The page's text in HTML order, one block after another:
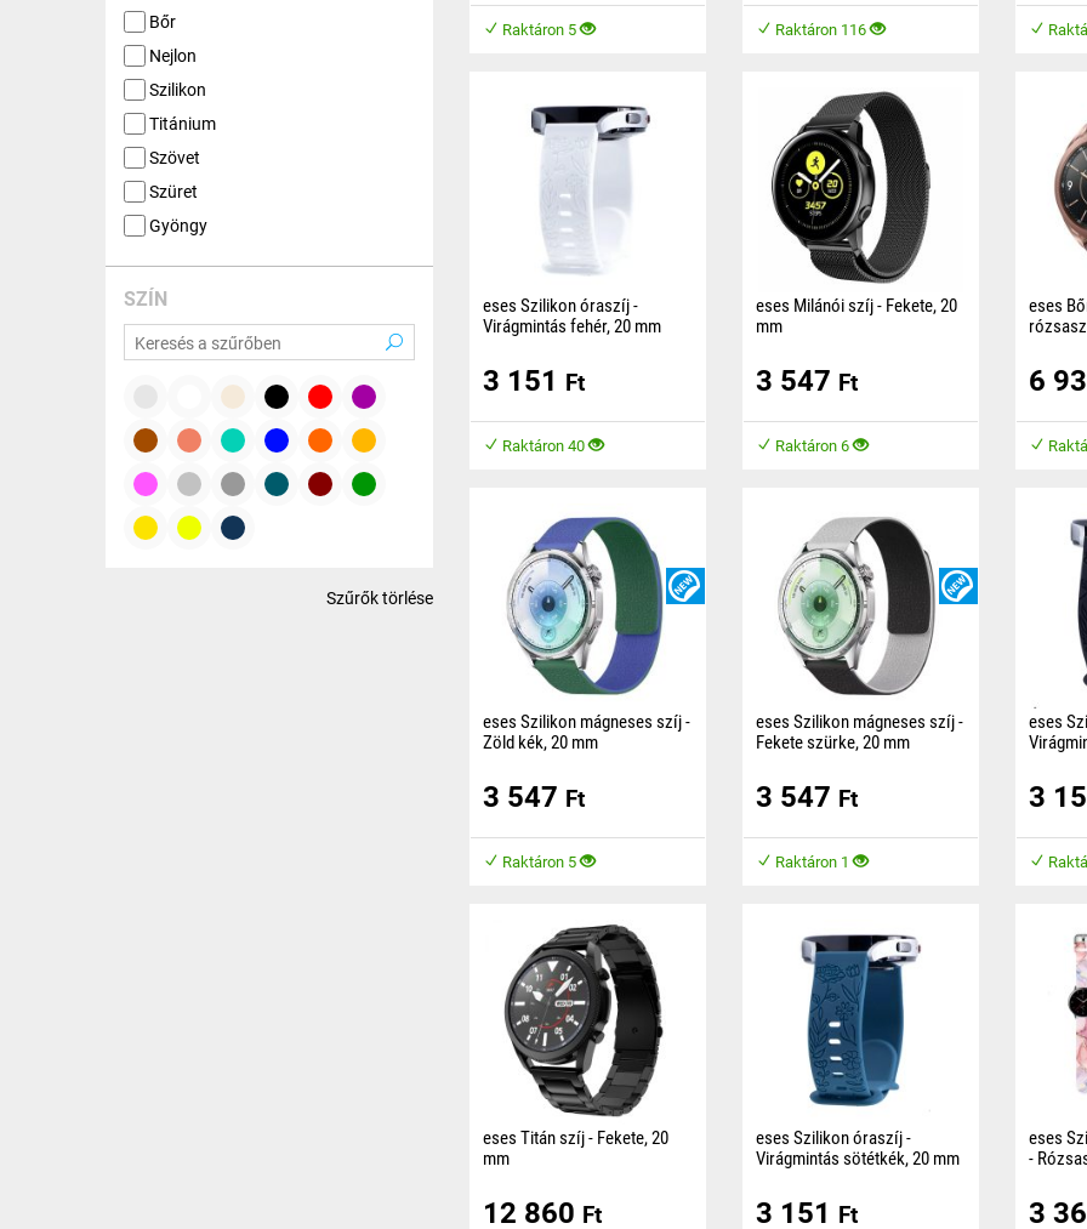
Bőr
Nejlon
Szilikon
Titánium
Szövet
Szüret
Gyöngy
SZÍN
Szűrők törlése
Raktáron 5 Raktáron 116
eses Szilikon óraszíj -
Virágmintás fehér, 20 mm
anyagból készült, amely
kényelmet biztosít viselés
3 151 Ft
Raktáron 40
eses Milánói szíj - Fekete, 20
mm
hossza könnyen állítható a csat
elmozdításával.
3 547 Ft
Raktáron 6
eses
készült,
6
eses Szilikon mágneses szíj -
Zöld kék, 20 mm
kellemes anyagból készült, és
biztosítja a kényelmet viselés
ÚJDONSÁG
3 547 Ft
Raktáron 5
eses Szilikon mágneses szíj -
Fekete szürke, 20 mm
kellemes anyagból készült, és
biztosítja a kényelmet viselés
3 547 Ft
Raktáron 1
eses
3
eses Titán szíj - Fekete, 20
mm
tervezve, hogy megfeleljen a
12 860 Ft
eses Szilikon óraszíj -
Virágmintás sötétkék, 20 mm
anyagból készült, amely
3 151 Ft
eses
-
készült,
3